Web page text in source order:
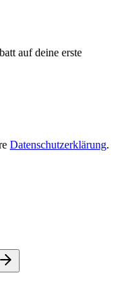
auf deine erste
Datenschutzerklärung.